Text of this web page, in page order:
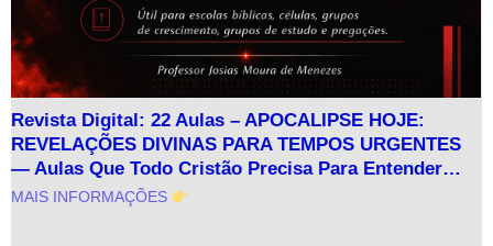
Revista Digital: 22 Aulas – APOCALIPSE HOJE:
REVELAÇÕES DIVINAS PARA TEMPOS URGENTES
— Aulas Que Todo Cristão Precisa Para Entender…
MAIS INFORMAÇÕES